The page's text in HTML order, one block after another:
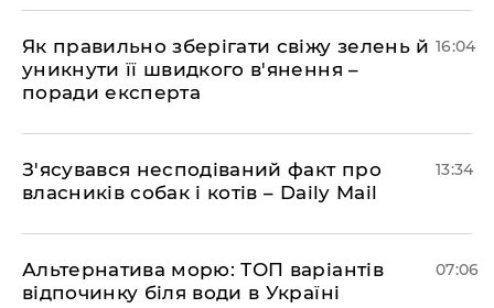
Як правильно зберігати свіжу зелень й
уникнути її швидкого в'янення –
поради експерта
16:04
З'ясувався несподіваний факт про
власників собак і котів – Daily Mail
13:34
Альтернатива морю: ТОП варіантів
відпочинку біля води в Україні
07:06